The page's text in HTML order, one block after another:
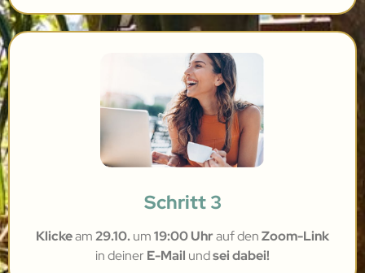
Schritt 3
Klickeam29.10.um19:00 Uhrauf denZoom-Link
in deinerE-Mail undsei dabei!